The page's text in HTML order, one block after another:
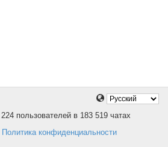
пользователей в 183 519 чатах
Политика конфиденциальности